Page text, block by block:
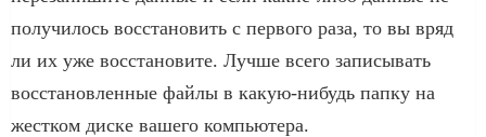
получилось восстановить с первого раза, то вы вряд
ли их уже восстановите. Лучше всего записывать
восстановленные файлы в какую-нибудь папку на
жестком диске вашего компьютера.